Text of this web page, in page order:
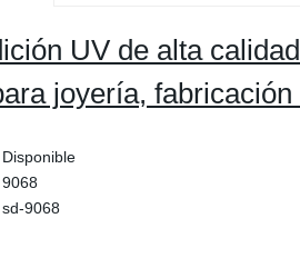
UV de alta
joyería,
Disponible
9068
sd-9068